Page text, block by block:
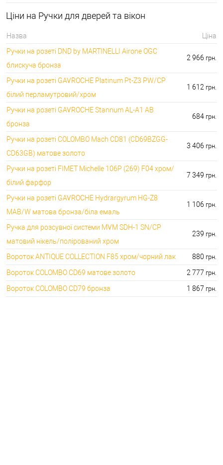
🔐Накладки на
🔑 самий дешевий: 76.00 грн. самий дорогий:
⭐Аксесуари для ручок:
🔑 самий дешевий: 50.00 грн. самий дорогий:
1442.00 грн.
Ціни на Ручки для дверей та вікон
Назва
Ціна
Ручки на розеті DND by MARTINELLI Aironе OGC
блискуча бронза
2 966 грн.
Ручки на розеті GAVROCHE Platinum Pt-Z3 PW/CP
білий перламутровий/хром
1 612 грн.
Ручки на розеті GAVROCHE Stannum AL-A1 AB
бронза
684 грн.
Ручки на розеті COLOMBO Mach CD81 (CD69BZGG-
CD63GB) матове золото
3 406 грн.
Ручки на розеті FIMET Michelle 106P (269) F04 хром/
білий фарфор
7 349 грн.
Ручки на розеті GAVROCHE Hydrargyrum HG-Z8
MAB/W матова бронза/біла емаль
1 106 грн.
Ручка для розсувної системи MVM SDH-1 SN/CP
матовий нікель/полірований хром
239 грн.
Вороток ANTIQUE COLLECTION F85 хром/чорний лак 880 грн.
Вороток COLOMBO CD69 матове золото 2 777 грн.
Вороток COLOMBO CD79 бронза 1 867 грн.